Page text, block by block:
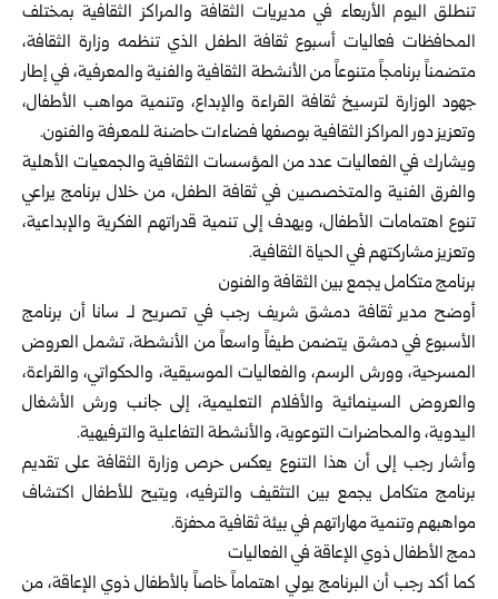
تنطلق اليوم الأربعاء في مديريات الثقافة والمراكز الثقافية بمختلف
المحافظات فعاليات أسبوع ثقافة الطفل الذي تنظمه وزارة الثقافة،
متضمناً برنامجاً متنوعاً من الأنشطة الثقافية والفنية والمعرفية، في إطار
جهود الوزارة لترسيخ ثقافة القراءة والإبداع، وتنمية مواهب الأطفال،
وتعزيز دور المراكز الثقافية بوصفها فضاءات حاضنة للمعرفة والفنون.
ويشارك في الفعاليات عدد من المؤسسات الثقافية والجمعيات الأهلية
والفرق الفنية والمتخصصين في ثقافة الطفل، من خلال برنامج يراعي
تنوع اهتمامات الأطفال، ويهدف إلى تنمية قدراتهم الفكرية والإبداعية،
وتعزيز مشاركتهم في الحياة الثقافية.
برنامج متكامل يجمع بين الثقافة والفنون
أوضح مدير ثقافة دمشق شريف رجب في تصريح لـ سانا أن برنامج
الأسبوع في دمشق يتضمن طيفاً واسعاً من الأنشطة، تشمل العروض
المسرحية، وورش الرسم، والفعاليات الموسيقية، والحكواتي، والقراءة،
والعروض السينمائية والأفلام التعليمية، إلى جانب ورش الأشغال
اليدوية، والمحاضرات التوعوية، والأنشطة التفاعلية والترفيهية.
وأشار رجب إلى أن هذا التنوع يعكس حرص وزارة الثقافة على تقديم
برنامج متكامل يجمع بين التثقيف والترفيه، ويتيح للأطفال اكتشاف
مواهبهم وتنمية مهاراتهم في بيئة ثقافية محفزة.
دمج الأطفال ذوي الإعاقة في الفعاليات
كما أكد رجب أن البرنامج يولي اهتماماً خاصاً بالأطفال ذوي الإعاقة، من